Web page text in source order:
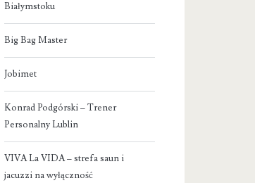
Białymstoku
Big Bag Master
Jobimet
Konrad Podgórski – Trener
Personalny Lublin
VIVA La VIDA – strefa saun i
jacuzzi na wyłączność